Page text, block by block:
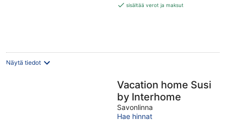
446 €
sisältää verot ja maksut
Näytä tiedot
Vacation home Susi
by Interhome
Savonlinna
Hae hinnat